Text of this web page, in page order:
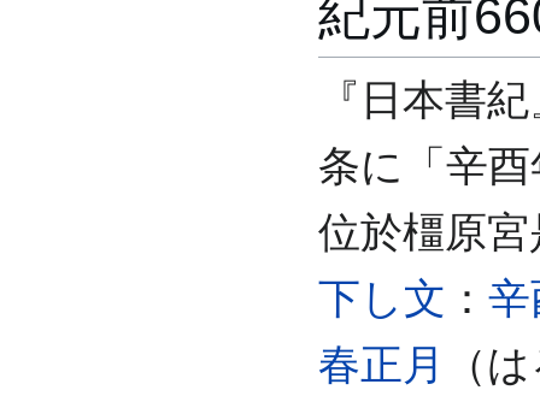
紀元前
『日本書
条に「辛
位於橿原
下し文 ： 辛
春正月
（